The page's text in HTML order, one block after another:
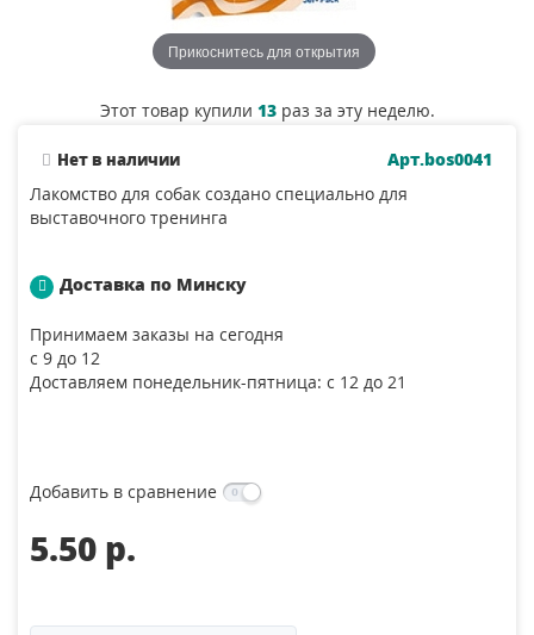
Прикоснитесь для открытия
Этот товар купили 13раз за эту неделю.
Нет в наличии
Арт.bos0041
Лакомство для собак создано специально для
выставочного тренинга
Доставка по Минску
Принимаем заказы на сегодня
с 9 до 12
Доставляем понедельник-пятница: с 12 до 21
Добавить в сравнение
5.50 p.